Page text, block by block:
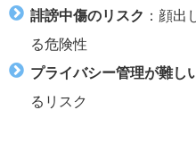
誹謗中傷のリスク ：顔出
る危険性
プライバシー管理が難し
るリスク